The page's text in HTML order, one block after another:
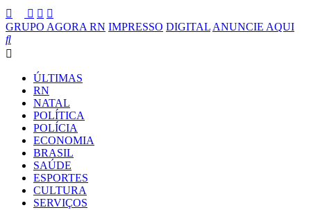
GRUPO AGORA RN IMPRESSO DIGITAL ANUNCIE AQUI
ÚLTIMAS
RN
NATAL
POLÍTICA
POLÍCIA
ECONOMIA
BRASIL
SAÚDE
ESPORTES
CULTURA
SERVIÇOS